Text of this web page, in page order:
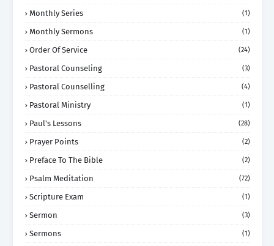
Monthly Series (1)
Monthly Sermons (1)
Order Of Service (24)
Pastoral Counseling (3)
Pastoral Counselling (4)
Pastoral Ministry (1)
Paul's Lessons (28)
Prayer Points (2)
Preface To The Bible (2)
Psalm Meditation (72)
Scripture Exam (1)
Sermon (3)
Sermons (1)